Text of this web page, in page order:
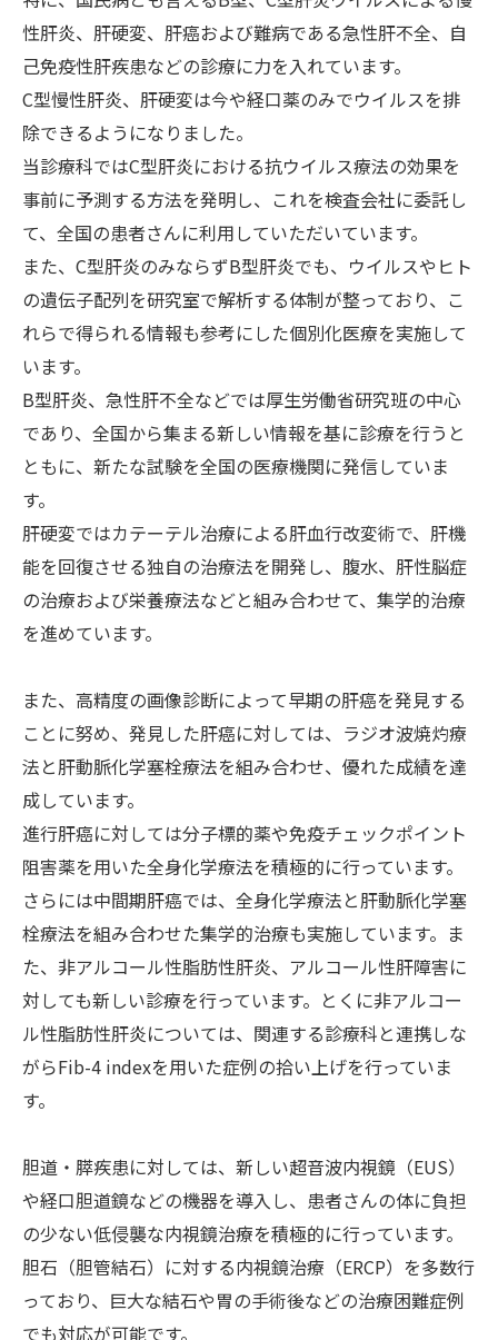
性肝炎、肝硬変、肝癌および難病である急性肝不全、自
己免疫性肝疾患などの診療に力を入れています。
C型慢性肝炎、肝硬変は今や経口薬のみでウイルスを排
除できるようになりました。
当診療科ではC型肝炎における抗ウイルス療法の効果を
事前に予測する方法を発明し、これを検査会社に委託し
て、全国の患者さんに利用していただいています。
また、C型肝炎のみならずB型肝炎でも、ウイルスやヒト
の遺伝子配列を研究室で解析する体制が整っており、こ
れらで得られる情報も参考にした個別化医療を実施して
います。
B型肝炎、急性肝不全などでは厚生労働省研究班の中心
であり、全国から集まる新しい情報を基に診療を行うと
ともに、新たな試験を全国の医療機関に発信していま
す。
肝硬変ではカテーテル治療による肝血行改変術で、肝機
能を回復させる独自の治療法を開発し、腹水、肝性脳症
の治療および栄養療法などと組み合わせて、集学的治療
を進めています。
また、高精度の画像診断によって早期の肝癌を発見する
ことに努め、発見した肝癌に対しては、ラジオ波焼灼療
法と肝動脈化学塞栓療法を組み合わせ、優れた成績を達
成しています。
進行肝癌に対しては分子標的薬や免疫チェックポイント
阻害薬を用いた全身化学療法を積極的に行っています。
さらには中間期肝癌では、全身化学療法と肝動脈化学塞
栓療法を組み合わせた集学的治療も実施しています。ま
た、非アルコール性脂肪性肝炎、アルコール性肝障害に
対しても新しい診療を行っています。とくに非アルコー
ル性脂肪性肝炎については、関連する診療科と連携しな
がらFib-4 indexを用いた症例の拾い上げを行っていま
す。
胆道・膵疾患に対しては、新しい超音波内視鏡（EUS）
や経口胆道鏡などの機器を導入し、患者さんの体に負担
の少ない低侵襲な内視鏡治療を積極的に行っています。
胆石（胆管結石）に対する内視鏡治療（ERCP）を多数行
っており、巨大な結石や胃の手術後などの治療困難症例
でも対応が可能です。